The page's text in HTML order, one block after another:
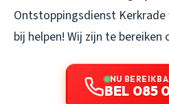
Ontstoppingsdienst
bij helpen! Wij zijn te bereiken
NU
BEL 085